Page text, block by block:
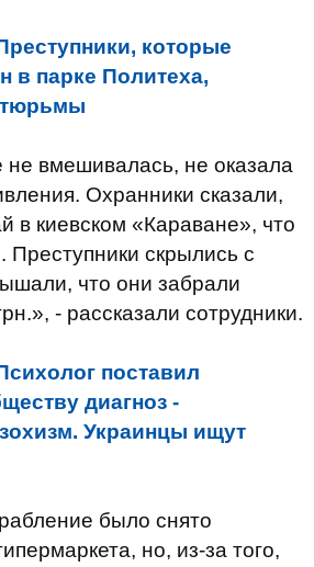
которые
в парке Политеха,
тюрьмы
вмешивалась, не оказала
Охранники сказали,
в киевском «Караване», что
Преступники скрылись с
что они забрали
- рассказали сотрудники.
поставил
диагноз -
Украинцы ищут
было снято
но, из-за того,